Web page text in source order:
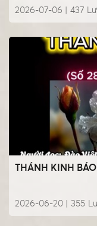
2026-07-06 | 437
THÁNH KINH BÁO
2026-06-20 | 355